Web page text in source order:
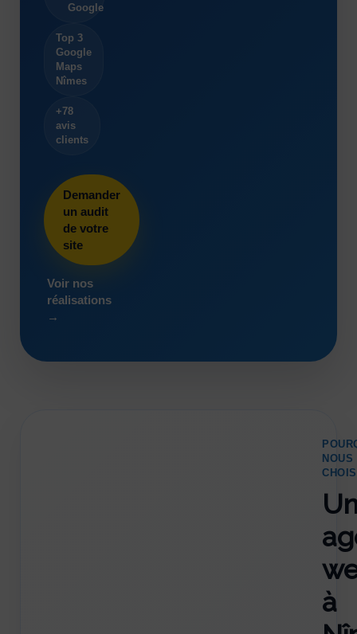
Google
Top 3
Google
Maps
Nîmes
+78
avis
clients
Demander
un audit
de votre
site
Voir nos
réalisations
→
NOUS
à